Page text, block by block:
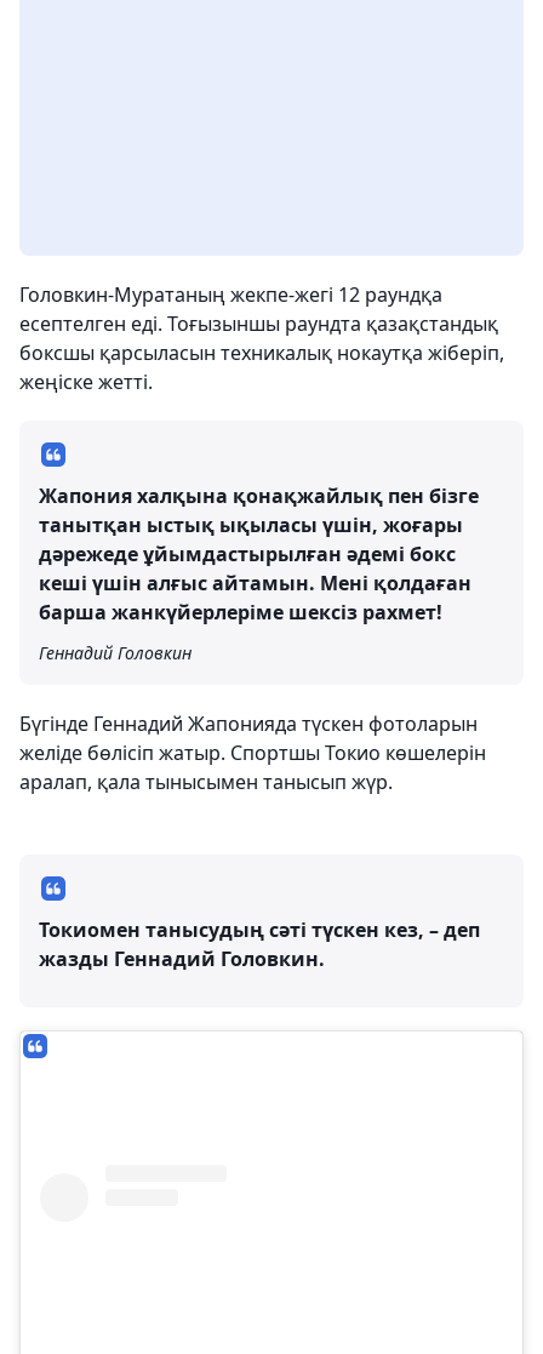
Головкин-Муратаның жекпе-жегі 12 раундқа
есептелген еді. Тоғызыншы раундта қазақстандық
боксшы қарсыласын техникалық нокаутқа жіберіп,
жеңіске жетті.
Жапония халқына қонақжайлық пен бізге
танытқан ыстық ықыласы үшін, жоғары
дәрежеде ұйымдастырылған әдемі бокс
кеші үшін алғыс айтамын. Мені қолдаған
барша жанкүйерлеріме шексіз рахмет!
Геннадий Головкин
Бүгінде Геннадий Жапонияда түскен фотоларын
желіде бөлісіп жатыр. Спортшы Токио көшелерін
аралап, қала тынысымен танысып жүр.
Токиомен танысудың сәті түскен кез, – деп
жазды Геннадий Головкин.